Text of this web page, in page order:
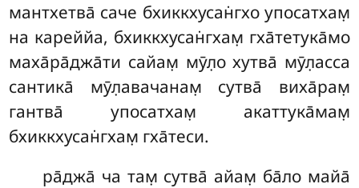
мантхетва̄ саче бхиккхусан̇гхо упосатхам̣
на кареййа, бхиккхусан̇гхам̣ гха̄тетука̄мо
маха̄ра̄джа̄ти сайам̣ мӯл̣о хутва̄ мӯл̣асса
сантика̄ мӯл̣авачанам̣ сутва̄ виха̄рам̣
гантва̄ упосатхам̣ акаттука̄мам̣
бхиккхусан̇гхам̣ гха̄теси.
ра̄джа̄ ча там̣ сутва̄ айам̣ ба̄ло майа̄